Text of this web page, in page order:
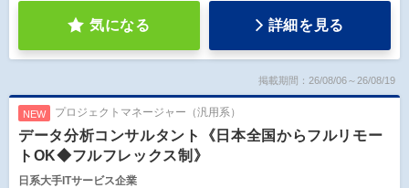
気になる 詳細を見る
掲載期間：26/08/06～26/08/19
NEW プロジェクトマネージャー（汎用系）
データ分析コンサルタント《日本全国からフルリモー
トOK◆フルフレックス制》
日系大手ITサービス企業